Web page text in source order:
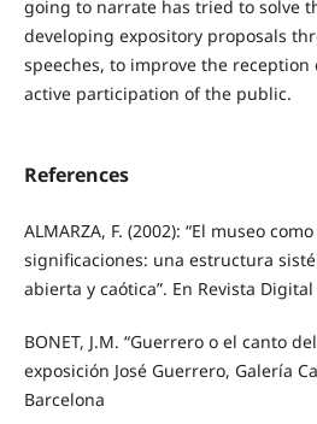
going to narrate has tried to solve
developing expository proposals
speeches, to improve the
active participation of the public.
References
ALMARZA, F. (2002): “El museo
significaciones: una estructura
abierta y caótica”. En Revista
BONET, J.M. “Guerrero o el canto
exposición José Guerrero, Galería
Barcelona